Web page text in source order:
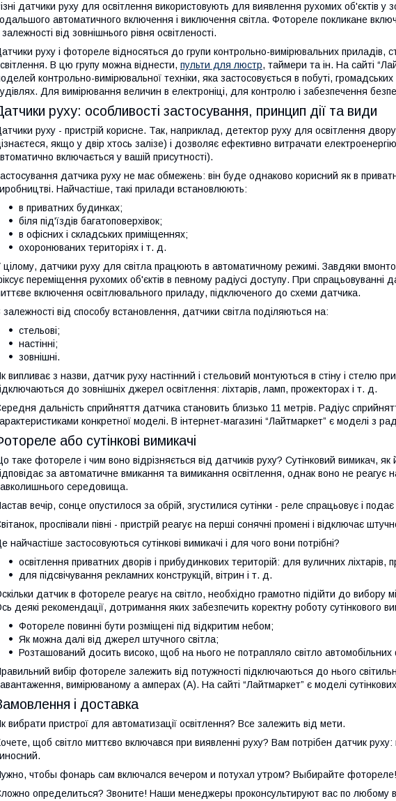
датчики руху для освітлення використовують для виявлення рухомих об'єктів у
автоматичного включення і виключення світла. Фотореле покликане
залежності від зовнішнього рівня освітленості.
руху і фотореле відносяться до групи контрольно-вимірювальних приладів,
В цю групу можна віднести, пульти для люстр, таймери та ін. На сайті
контрольно-вимірювальної техніки, яка застосовується в побуті,
Для вимірювання величин в електроніці, для контролю і забезпечення
руху: особливості застосування, принцип дії та види
руху - пристрій корисне. Так, наприклад, детектор руху для освітлення
якщо у двір хтось залізе) і дозволяє ефективно витрачати
включається у вашій присутності).
датчика руху не має обмежень: він буде однаково корисний як в
Найчастіше, такі прилади встановлюють:
в приватних будинках;
біля під'їздів багатоповерхівок;
в офісних і складських приміщеннях;
охоронюваних територіях і т. д.
цілому, датчики руху для світла працюють в автоматичному режимі. Завдяки
переміщення рухомих об'єктів в певному радіусі доступу. При спрацьовуванні
включення освітлювального приладу, підключеного до схеми датчика.
залежності від способу встановлення, датчики світла поділяються на:
стельові;
настінні;
зовнішні.
випливає з назви, датчик руху настінний і стельовий монтуються в стіну і стелю
до зовнішніх джерел освітлення: ліхтарів, ламп, прожекторах і т. д.
дальність сприйняття датчика становить близько 11 метрів. Радіус
конкретної моделі. В інтернет-магазині “Лайтмаркет” є моделі з
або сутінкові вимикачі
таке фотореле і чим воно відрізняється від датчиків руху? Сутінковий вимикач,
за автоматичне вмикання та вимикання освітлення, однак воно не реагує
середовища.
вечір, сонце опустилося за обрій, згустилися сутінки - реле спрацьовує і
проспівали півні - пристрій реагує на перші сонячні промені і відключає
найчастіше застосовуються сутінкові вимикачі і для чого вони потрібні?
освітлення приватних дворів і прибудинкових територій: для вуличних ліхтарів,
для підсвічування рекламних конструкцій, вітрин і т. д.
датчик в фотореле реагує на світло, необхідно грамотно підійти до вибору
деякі рекомендації, дотримання яких забезпечить коректну роботу сутінкового
Фотореле повинні бути розміщені під відкритим небом;
Як можна далі від джерел штучного світла;
Розташований досить високо, щоб на нього не потрапляло світло
вибір фотореле залежить від потужності підключаються до нього
вимірюваному а амперах (А). На сайті “Лайтмаркет” є моделі
і доставка
вибрати пристрої для автоматизації освітлення? Все залежить від мети.
щоб світло миттєво включався при виявленні руху? Вам потрібен датчик
чтобы фонарь сам включался вечером и потухал утром? Выбирайте фотореле!
определиться? Звоните! Наши менеджеры проконсультируют вас по любому